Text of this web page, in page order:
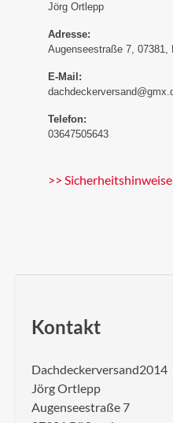
Jörg Ortlepp
Adresse:
Augenseestraße 7, 07381,
E-Mail:
Telefon:
03647505643
>> Sicherheitshinweise
Kontakt
Dachdeckerversand2014
Jörg Ortlepp
Augenseestraße 7